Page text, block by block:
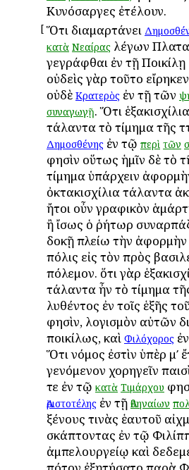
Κυνόσαργες ἐτέλουν.
[ Ὅτι διαμαρτάνει
κατὰ Νεαίρας λέγων
γεγράφθαι ἐν τῇ Ποικίλῃ
οὐδεὶς γὰρ τοῦτο
οὐδὲ Κρατερὸς ἐν τῇ τῶν
συναγωγῇ. Ὅτι
τάλαντα τὸ τίμημα τῆς
Δημοσθένης ἐν τῷ περὶ τῶν
φησὶν οὕτως ἡμῖν δὲ τὸ
τίμημα ὑπάρχειν
ὀκτακισχίλια τάλαντα
ἤτοι οὖν γραφικὸν
ἢ ἴσως ὁ ῥήτωρ
δοκῇ πλείω τὴν ἀφορμὴν
πόλις εἰς τὸν πρὸς
πόλεμον. ὅτι γὰρ
τάλαντα ἦν τὸ τίμημα τῆς
λυθέντος ἐν τοῖς ἑξῆς
φησὶν, λογισμὸν αὐτῶν
ποικίλως, καὶ Φιλόχορος
Ὅτι νόμος ἐστὶν ὑπὲρ μʹ
γενόμενον χορηγεῖν
τε ἐν τῷ κατὰ Τιμάρχου
Ἀριστοτέλης ἐν τῇ Ἀθηναίων
ξένους τινὰς ἑαυτοῦ
σκάπτοντας ἐν τῷ
ἀμπελουργείῳ καὶ